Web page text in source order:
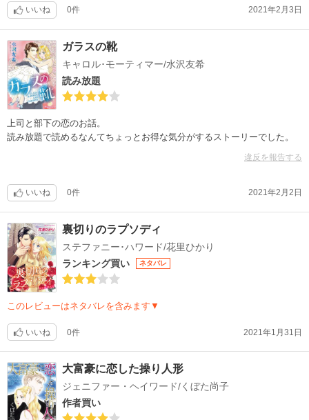
いいね 0件 2021年2月3日
ガラスの靴
キャロル･モーティマー/水沢友希
読み放題
上司と部下の恋のお話。
読み放題で読めるなんてちょっとお得な気分がするストーリーでした。
違反を報告する
いいね 0件 2021年2月2日
裏切りのラプソディ
ステファニー･ハワード/花里ひかり
ランキング買い
ネタバレ
このレビューはネタバレを含みます▼
いいね 0件 2021年1月31日
大富豪に恋した操り人形
ジェニファー・ヘイワード/くぼた尚子
作者買い